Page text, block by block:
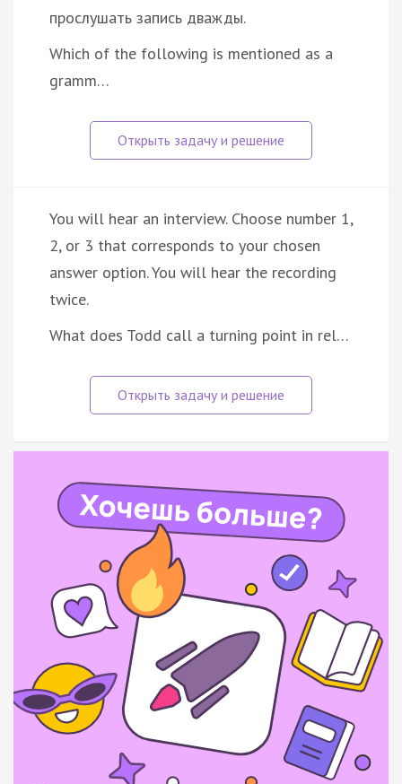
прослушать запись дважды.
Which of the following is mentioned as a
gramm…
You will hear an interview. Choose number 1,
2, or 3 that corresponds to your chosen
answer option. You will hear the recording
twice.
What does Todd call a turning point in rel…